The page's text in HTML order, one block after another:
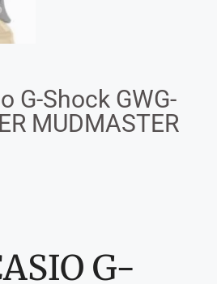
G-Shock GWG-
MUDMASTER
G-